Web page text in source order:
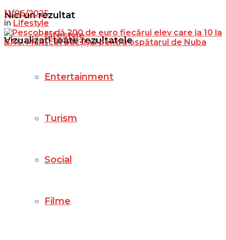
Nici un rezultat
Vizualizați toate rezultatele
Lifestyle
Entertainment
Turism
Social
Filme
11/06/2025
in Lifestyle